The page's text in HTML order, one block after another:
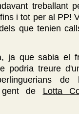
treballant
i tot per al PP!
que tenien
ja que sabia el
podria treure
de
gent de Lotta